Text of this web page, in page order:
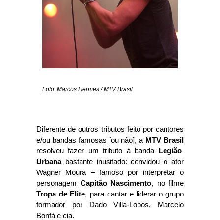
Foto: Marcos Hermes / MTV Brasil.
Diferente de outros tributos feito por cantores
e/ou bandas famosas [ou não], a MTV Brasil
resolveu fazer um tributo à banda Legião
Urbanabastante inusitado: convidou o ator
Wagner Moura – famoso por interpretar o
personagem Capitão Nascimento, no filme
Tropa de Elite, para cantar e liderar o grupo
formador por Dado Villa-Lobos, Marcelo
Bonfá e cia.